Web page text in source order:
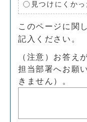
見つけにくかっ
このページに関
記入ください。
（注意）お答え
担当部署へお願
きません）。